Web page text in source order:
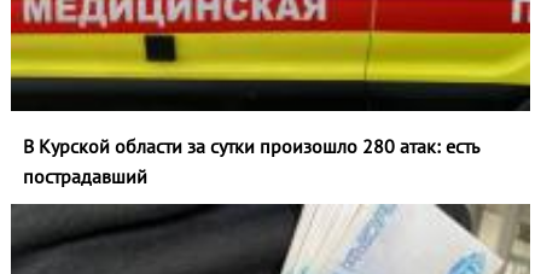
В Курской области за сутки произошло 280 атак: есть
пострадавший